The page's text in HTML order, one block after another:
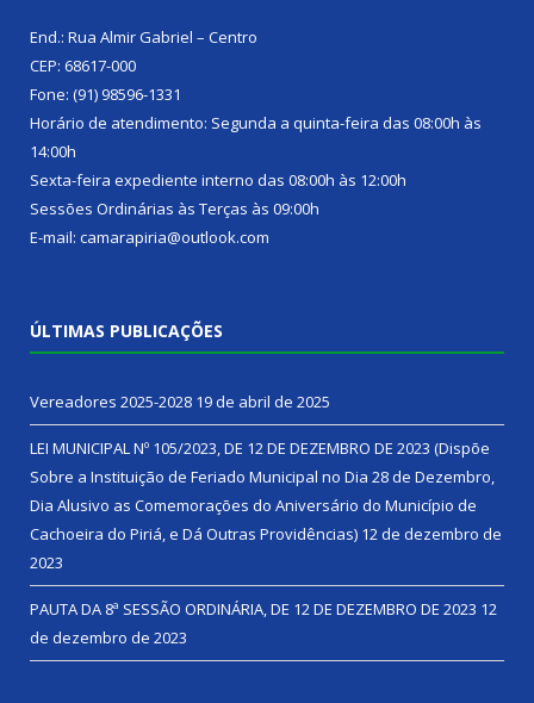
End.: Rua Almir Gabriel – Centro
CEP: 68617-000
Fone: (91) 98596-1331
Horário de atendimento: Segunda a quinta-feira das 08:00h às
14:00h
Sexta-feira expediente interno das 08:00h às 12:00h
Sessões Ordinárias às Terças às 09:00h
E-mail: camarapiria@outlook.com
ÚLTIMAS PUBLICAÇÕES
Vereadores 2025-2028 19 de abril de 2025
LEI MUNICIPAL Nº 105/2023, DE 12 DE DEZEMBRO DE 2023 (Dispõe
Sobre a Instituição de Feriado Municipal no Dia 28 de Dezembro,
Dia Alusivo as Comemorações do Aniversário do Município de
Cachoeira do Piriá, e Dá Outras Providências) 12 de dezembro de
2023
PAUTA DA 8ª SESSÃO ORDINÁRIA, DE 12 DE DEZEMBRO DE 2023 12
de dezembro de 2023